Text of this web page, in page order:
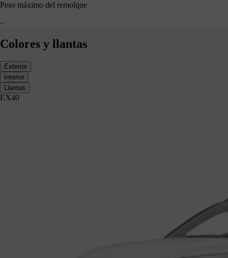
Peso máximo del remolque
–
Colores y llantas
Exterior
Interior
Llantas
EX40